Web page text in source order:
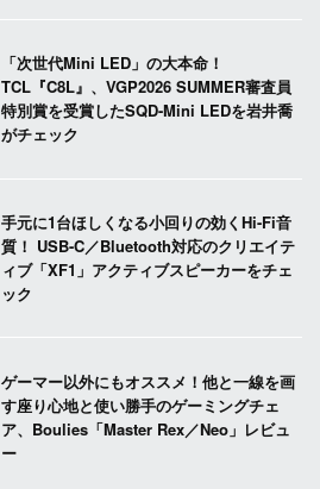
「次世代Mini LED」の大本命！
TCL『C8L』、VGP2026 SUMMER審査員
特別賞を受賞したSQD-Mini LEDを岩井喬
がチェック
手元に1台ほしくなる小回りの効くHi-Fi音
質！ USB-C／Bluetooth対応のクリエイテ
ィブ「XF1」アクティブスピーカーをチェ
ック
ゲーマー以外にもオススメ！他と一線を画
す座り心地と使い勝手のゲーミングチェ
ア、Boulies「Master Rex／Neo」レビュ
ー